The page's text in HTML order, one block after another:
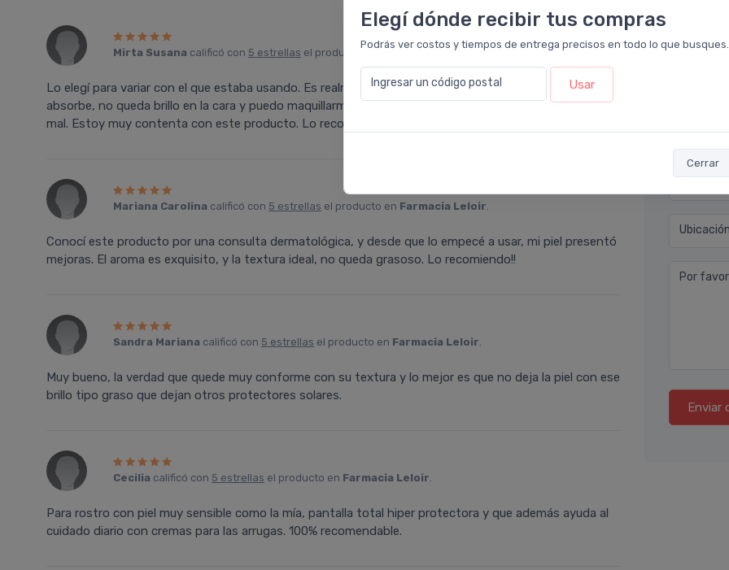
Elegí dónde recibir tus compras
Podrás ver costos y tiempos de entrega precisos en todo lo que busques.
Ingresar un código postal Usar
Cerrar
Mirta Susana calificó con 5 estrellas el producto en Farmacia Leloir
Lo elegí para variar con el que estaba usando. Es realmente muy bueno, ya que inmediatamente se
absorbe, no queda brillo en la cara y puedo maquillarme luego sin que se altere el maquillaje ni quede
mal. Estoy muy contenta con este producto. Lo recomiendo 100 x 100.
Mariana Carolina calificó con 5 estrellas el producto en Farmacia Leloir.
Conocí este producto por una consulta dermatológica, y desde que lo empecé a usar, mi piel presentó
mejoras. El aroma es exquisito, y la textura ideal, no queda grasoso. Lo recomiendo!!
Sandra Mariana calificó con 5 estrellas el producto en Farmacia Leloir.
Muy bueno, la verdad que quede muy conforme con su textura y lo mejor es que no deja la piel con ese
brillo tipo graso que dejan otros protectores solares.
Cecilia calificó con 5 estrellas el producto en Farmacia Leloir.
Para rostro con piel muy sensible como la mía, pantalla total hiper protectora y que además ayuda al
cuidado diario con cremas para las arrugas. 100% recomendable.
Nombre
Email*
Ubicación
Por
Enviar